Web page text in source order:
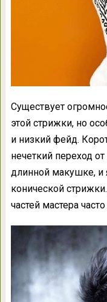
Существует
этой стрижки, но
и низкий фейд.
нечеткий переход
длинной макушке, и
конической
частей мастера